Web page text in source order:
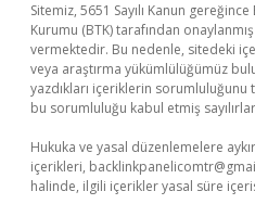
Sitemiz, 5651 Sayılı Kanun
Kurumu (BTK) tarafından
vermektedir. Bu nedenle, sitedeki
veya araştırma yükümlülüğümüz
yazdıkları içeriklerin
bu sorumluluğu kabul etmiş
Hukuka ve yasal düzenlemelere
içerikleri,
halinde, ilgili içerikler yasal süre